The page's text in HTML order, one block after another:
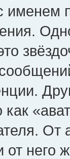
именем
как
От
от него